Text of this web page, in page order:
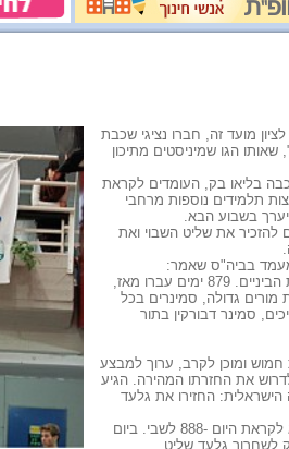
לציון מועד זה, חברו נציגי שכבת
הגו שמיניסטים מתיכון
השכבה בליאו בק, העומדים לקראת
תלמידים נוספות מרחבי
בשבוע הבא.
להזכיר את שליט השבוי ואת
בביה"ס שאמר:
"גלעד שליט נחטף חמישה ימים לאחר שסיימנו את כיתה ט' בחטיבת הביניים. 879 ימים עברו מאז,
מורים גדולה, סמינרים בכל
סמינר דבורקין בתור
חמוש ומוכן לקרב, ערוך למבצע
את החזרתו המהירה. הגיע
החזירו את גלעד
מועצת התלמידים תעביר פעילויות בשבוע הבא בנושא לכיתות י' וי"א לקראת היום -888 לשבי. ביום
לשחרור גלעד שליט.